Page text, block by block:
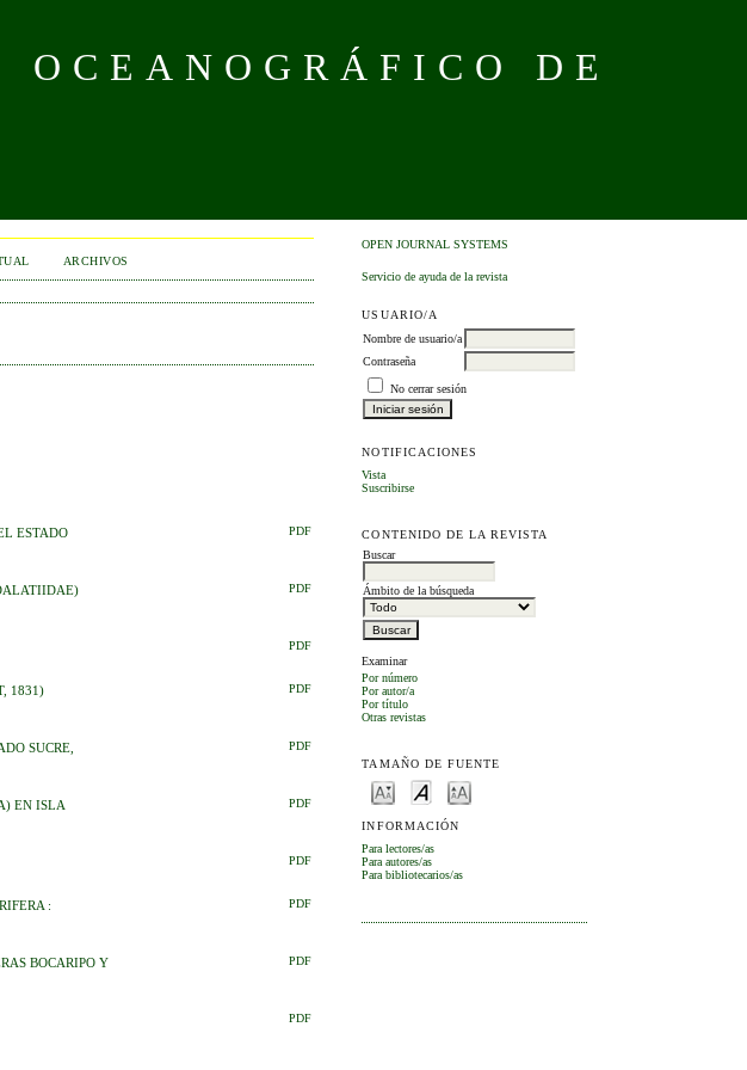
DE
OPEN JOURNAL SYSTEMS
Servicio de ayuda de la revista
USUARIO/A
Nombre de usuario/a
Contraseña
No cerrar sesión
NOTIFICACIONES
Vista
Suscribirse
CONTENIDO DE LA REVISTA
Buscar
Ámbito de la búsqueda
Examinar
Por número
Por autor/a
Por título
Otras revistas
TAMAÑO DE FUENTE
INFORMACIÓN
Para lectores/as
Para autores/as
Para bibliotecarios/as
ARCHIVOS
ESTADO
PDF
PDF
PDF
1831)
PDF
SUCRE,
PDF
EN ISLA
PDF
PDF
:
PDF
BOCARIPO Y
PDF
PDF